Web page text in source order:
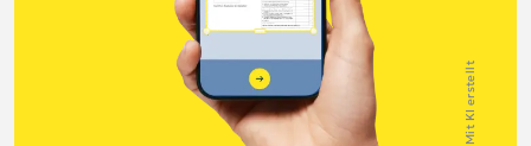
Mit KI erstellt